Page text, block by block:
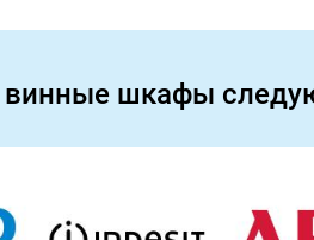
шкафы